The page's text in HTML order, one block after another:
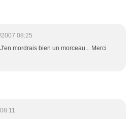
08:25
J'en mordrais bien un morceau... Merci